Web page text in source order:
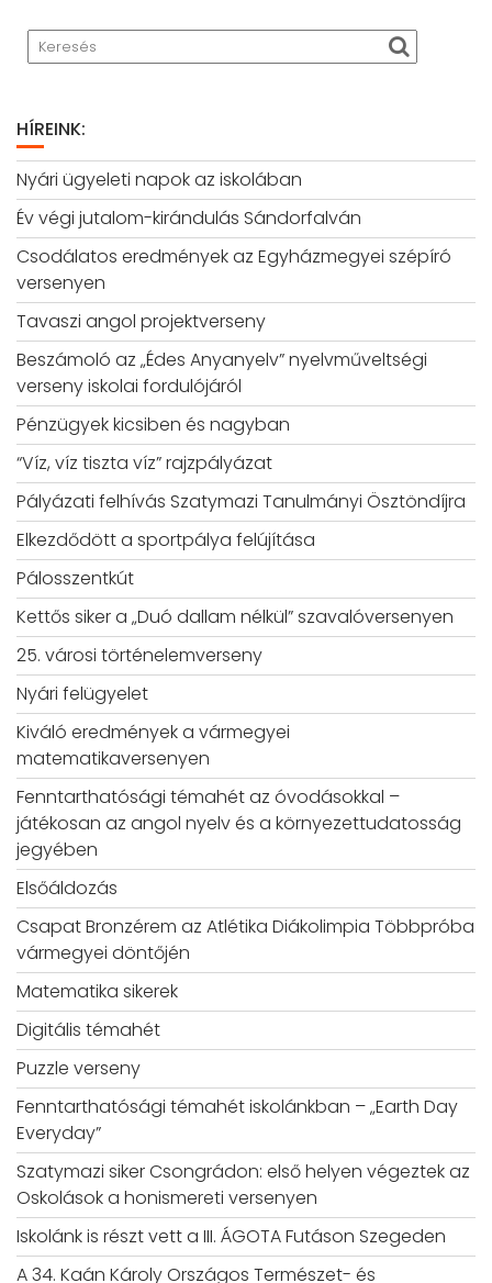
HÍREINK:
Nyári ügyeleti napok az iskolában
Év végi jutalom-kirándulás Sándorfalván
Csodálatos eredmények az Egyházmegyei szépíró
versenyen
Tavaszi angol projektverseny
Beszámoló az „Édes Anyanyelv” nyelvműveltségi
verseny iskolai fordulójáról
Pénzügyek kicsiben és nagyban
“Víz, víz tiszta víz” rajzpályázat
Pályázati felhívás Szatymazi Tanulmányi Ösztöndíjra
Elkezdődött a sportpálya felújítása
Pálosszentkút
Kettős siker a „Duó dallam nélkül” szavalóversenyen
25. városi történelemverseny
Nyári felügyelet
Kiváló eredmények a vármegyei
matematikaversenyen
Fenntarthatósági témahét az óvodásokkal –
játékosan az angol nyelv és a környezettudatosság
jegyében
Elsőáldozás
Csapat Bronzérem az Atlétika Diákolimpia Többpróba
vármegyei döntőjén
Matematika sikerek
Digitális témahét
Puzzle verseny
Fenntarthatósági témahét iskolánkban – „Earth Day
Everyday”
Szatymazi siker Csongrádon: első helyen végeztek az
Oskolások a honismereti versenyen
Iskolánk is részt vett a III. ÁGOTA Futáson Szegeden
A 34. Kaán Károly Országos Természet- és